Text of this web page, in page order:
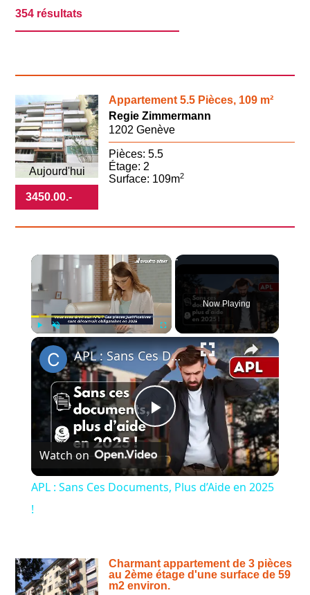
354 résultats
3450.00.-
Appartement 5.5 Pièces, 109 m²
Aujourd'hui
Regie Zimmermann
1202 Genève
Pièces: 5.5
Étage: 2
Surface: 109m2
×
Unmute
Now Playing
×
Play
Video
APL : Sans Ces Documents, Plus d’Aide en 2025 !
Watch on
APL : Sans Ces Documents, Plus d’Aide en 2025
!
Charmant appartement de 3 pièces
au 2ème étage d'une surface de 59
m2 environ.